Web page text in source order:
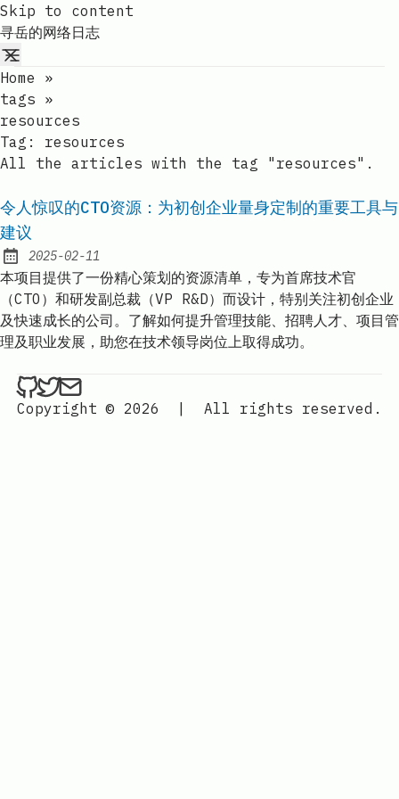
Skip to content
寻岳的网络日志
Home
»
tags »
resources
Tag: resources
All the articles with the tag "resources".
令人惊叹的CTO资源：为初创企业量身定制的重要工具与
建议
Published:
2025-02-11
本项目提供了一份精心策划的资源清单，专为首席技术官
（CTO）和研发副总裁（VP R&D）而设计，特别关注初创企业
及快速成长的公司。了解如何提升管理技能、招聘人才、项目管
理及职业发展，助您在技术领导岗位上取得成功。
ethan4768 on Github
ethan4768 on Twitter
Send an email to
Copyright © 2026
| All rights reserved.